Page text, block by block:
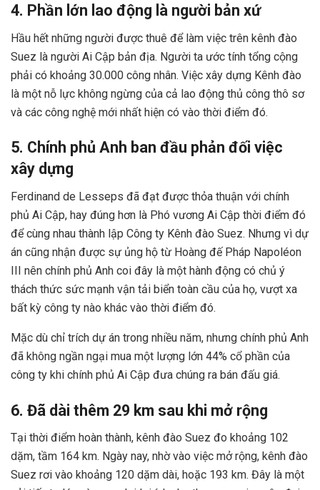
4. Phần lớn lao động là người bản xứ
Hầu hết những người được thuê để làm việc trên kênh đào
Suez là người Ai Cập bản địa. Người ta ước tính tổng cộng
phải có khoảng 30.000 công nhân. Việc xây dựng Kênh đào
là một nỗ lực không ngừng của cả lao động thủ công thô sơ
và các công nghệ mới nhất hiện có vào thời điểm đó.
5. Chính phủ Anh ban đầu phản đối việc
xây dựng
Ferdinand de Lesseps đã đạt được thỏa thuận với chính
phủ Ai Cập, hay đúng hơn là Phó vương Ai Cập thời điểm đó
để cùng nhau thành lập Công ty Kênh đào Suez. Nhưng vì dự
án cũng nhận được sự ủng hộ từ Hoàng đế Pháp Napoléon
III nên chính phủ Anh coi đây là một hành động có chủ ý
thách thức sức mạnh vận tải biển toàn cầu của họ, vượt xa
bất kỳ công ty nào khác vào thời điểm đó.
Mặc dù chỉ trích dự án trong nhiều năm, nhưng chính phủ Anh
đã không ngần ngại mua một lượng lớn 44% cổ phần của
công ty khi chính phủ Ai Cập đưa chúng ra bán đấu giá.
6. Đã dài thêm 29 km sau khi mở rộng
Tại thời điểm hoàn thành, kênh đào Suez đo khoảng 102
dặm, tầm 164 km. Ngày nay, nhờ vào việc mở rộng, kênh đào
Suez rơi vào khoảng 120 dặm dài, hoặc 193 km. Đây là một